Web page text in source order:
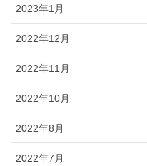
2023年1月
2022年12月
2022年11月
2022年10月
2022年8月
2022年7月